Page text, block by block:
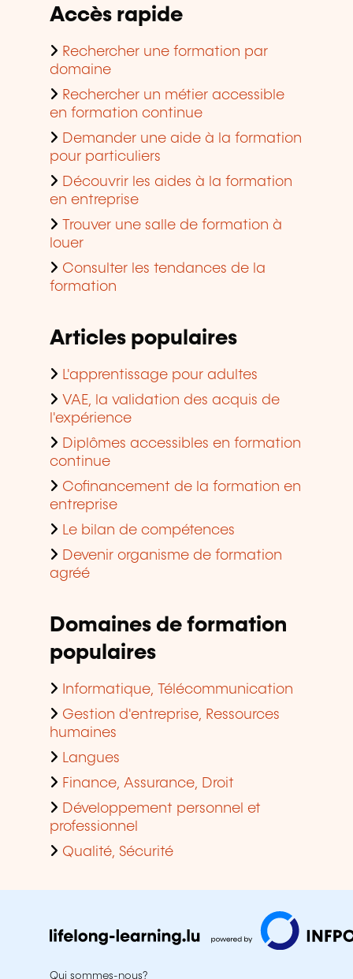
Accès rapide
Rechercher une formation par
domaine
Rechercher un métier accessible
en formation continue
Demander une aide à la formation
pour particuliers
Découvrir les aides à la formation
en entreprise
Trouver une salle de formation à
louer
Consulter les tendances de la
formation
Articles populaires
L'apprentissage pour adultes
VAE, la validation des acquis de
l'expérience
Diplômes accessibles en formation
continue
Cofinancement de la formation en
entreprise
Le bilan de compétences
Devenir organisme de formation
agréé
Domaines de formation
populaires
Informatique, Télécommunication
Gestion d'entreprise, Ressources
humaines
Langues
Finance, Assurance, Droit
Développement personnel et
professionnel
Qualité, Sécurité
Qui sommes-nous?